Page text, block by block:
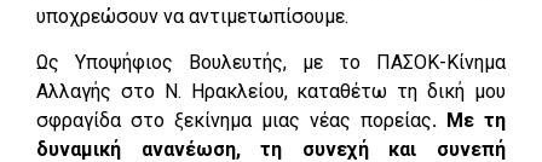
υποχρεώσουν να αντιμετωπίσουμε.
Ως Υποψήφιος Βουλευτής, με το ΠΑΣΟΚ-Κίνημα
Αλλαγής στο Ν. Ηρακλείου, καταθέτω τη δική μου
σφραγίδα στο ξεκίνημα μιας νέας πορείας. Με τη
δυναμική ανανέωση, τη συνεχή και συνεπή